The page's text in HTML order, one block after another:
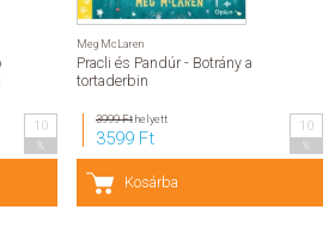
10
Meg McLaren
Pracli és Pandúr - Botrány a
tortaderbin
3999 Fthelyett
3599 Ft
10
Kosárba